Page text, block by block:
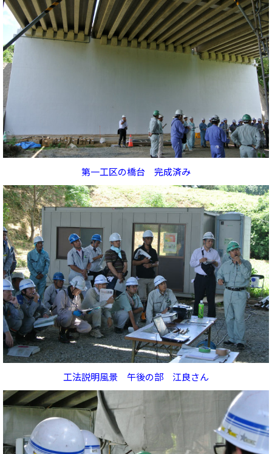
第一工区の橋台 完成済み
工法説明風景 午後の部 江良さん